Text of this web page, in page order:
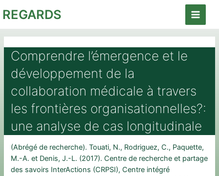
au
contenu
REGARDS
Main
Comprendre l’émergence et le
développement de la
collaboration médicale à travers
les frontières organisationnelles?:
une analyse de cas longitudinale
(Abrégé de recherche). Touati, N., Rodriguez, C., Paquette,
M.-A. et Denis, J.-L. (2017). Centre de recherche et partage
des savoirs InterActions (CRPSI), Centre intégré